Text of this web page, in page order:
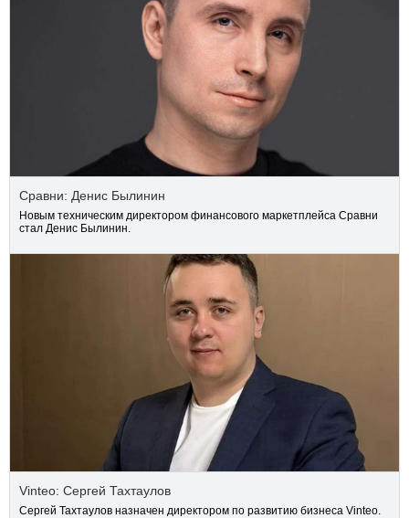
Сравни: Денис Былинин
Новым техническим директором финансового маркетплейса Сравни
стал Денис Былинин.
Vinteo: Сергей Тахтаулов
Сергей Тахтаулов назначен директором по развитию бизнеса Vinteo.